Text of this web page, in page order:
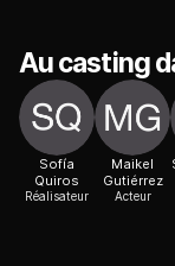
Au casting
Sofía
Quiros
Réalisateur
Maikel
Gutiérrez
Acteur